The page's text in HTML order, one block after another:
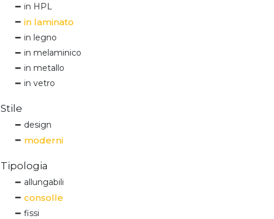
in HPL
in laminato
in legno
in melaminico
in metallo
in vetro
Stile
design
moderni
Tipologia
allungabili
consolle
fissi